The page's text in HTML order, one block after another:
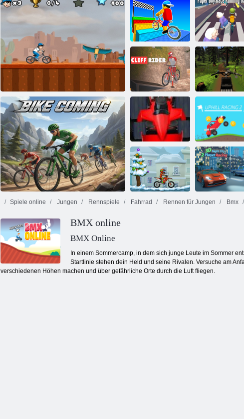
BMX Kid
Obby auf einem
Fahrrad
Paper Boy Race
Running Game
Klippenreiter
Chill Drive
Simulator 2
Formel -Fieber Bergauf renn 2
Spiele online Jungen Rennspiele Fahrrad Rennen für Jungen Bmx
BMX online
BMX Online
In einem Sommercamp, in dem sich junge Leute im Sommer
Startlinie stehen dein Held und seine Rivalen. Versuche am
verschiedenen Höhen machen und über gefährliche Orte durch die Luft fliegen.